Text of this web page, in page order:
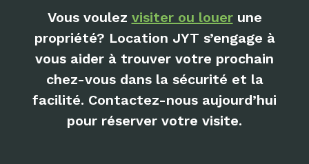
Vous voulez visiter ou louerune
propriété? Location JYT s’engage à
vous aider à trouver votre prochain
chez-vous dans la sécurité et la
facilité. Contactez-nous aujourd’hui
pour réserver votre visite.